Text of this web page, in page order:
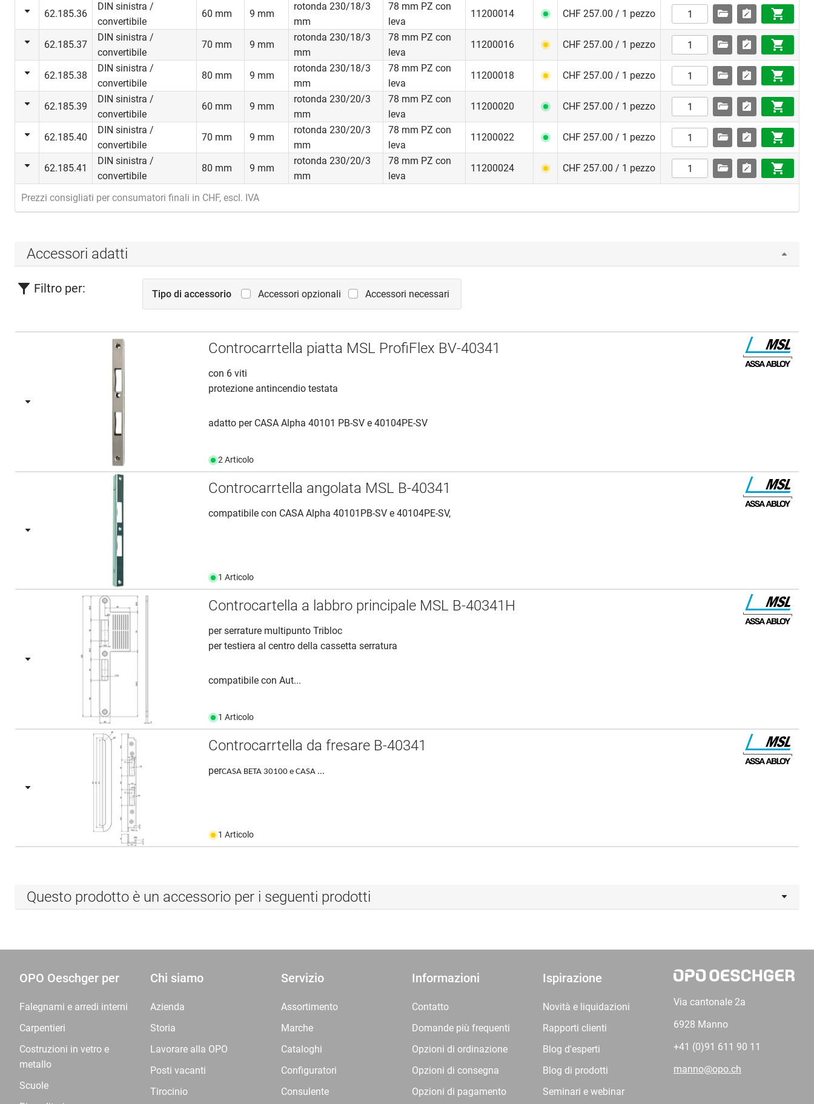
Campi d'impiego:
porte d'entrata di appartamenti e in affitto case plurifamiliari, porte d’entrata per
magazzino ed edifici pubblici, parcheggi e garage sotterranei, locali tecnici, locali
ascensori.
62.185.36
DIN sinistra /
convertibile
60 mm 9 mm
rotonda 230/18/3
mm
78 mm PZ con
leva
11200014 CHF 257.00 / 1 pezzo
62.185.37
DIN sinistra /
convertibile
70 mm 9 mm
rotonda 230/18/3
mm
78 mm PZ con
leva
11200016 CHF 257.00 / 1 pezzo
62.185.38
DIN sinistra /
convertibile
80 mm 9 mm
rotonda 230/18/3
mm
78 mm PZ con
leva
11200018 CHF 257.00 / 1 pezzo
62.185.39
DIN sinistra /
convertibile
60 mm 9 mm
rotonda 230/20/3
mm
78 mm PZ con
leva
11200020 CHF 257.00 / 1 pezzo
62.185.40
DIN sinistra /
convertibile
70 mm 9 mm
rotonda 230/20/3
mm
78 mm PZ con
leva
11200022 CHF 257.00 / 1 pezzo
62.185.41
DIN sinistra /
convertibile
80 mm 9 mm
rotonda 230/20/3
mm
78 mm PZ con
leva
11200024 CHF 257.00 / 1 pezzo
Prezzi consigliati per consumatori finali in CHF, escl. IVA
Accessori adatti
Filtro per: Tipo di accessorio Accessori opzionali Accessori necessari
Controcarrtella piatta MSL ProfiFlex BV-40341
con 6 viti
protezione antincendio testata
adatto per CASA Alpha 40101 PB-SV e 40104PE-SV
2 Articolo
Controcarrtella angolata MSL B-40341
compatibile con CASA Alpha 40101PB-SV e 40104PE-SV,
1 Articolo
Controcartella a labbro principale MSL B-40341H
per serrature multipunto Tribloc
per testiera al centro della cassetta serratura
compatibile con Aut...
1 Articolo
Controcarrtella da fresare B-40341
perCASA BETA 30100 e CASA ...
1 Articolo
Questo prodotto è un accessorio per i seguenti prodotti
OPO Oeschger per
Falegnami e arredi interni
Carpentieri
Costruzioni in vetro e
metallo
Scuole
Chi siamo
Azienda
Storia
Lavorare alla OPO
Posti vacanti
Tirocinio
Servizio
Assortimento
Marche
Cataloghi
Configuratori
Consulente
Informazioni
Contatto
Domande più frequenti
Opzioni di ordinazione
Opzioni di consegna
Opzioni di pagamento
Ispirazione
Novità e liquidazioni
Rapporti clienti
Blog d'esperti
Blog di prodotti
Seminari e webinar
Via cantonale 2a
6928 Manno
+41 (0)91 611 90 11
manno@opo.ch